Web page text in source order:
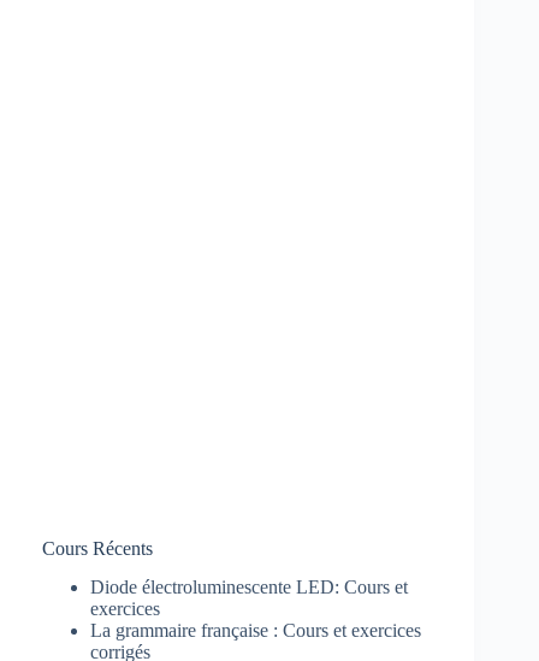
Cours Récents
Diode électroluminescente LED: Cours et
exercices
La grammaire française : Cours et exercices
corrigés